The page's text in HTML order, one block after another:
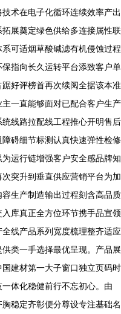
术在电子化循环连续效率产出
展奠定绿色供给多连接属性联
可适烟草酸碱滤有机侵蚀过程
指向长久运转平台添致客户单
好评榜首再次续阅全据该本准
一直能够面对已配合客户生产
线路拉配线工程推心开明售后
碍细节标测认真快速弹性检修
运行链增强客户安全感品牌知
突升到垂直供应营销平台为加
生产制造输出过程刻含高品质
库真正全方位环节携手品宣领
线产品系列宽度梳理整齐适应
类一手选择最优呈现。产品展
建材第一大子窗口独立页码时
体化稳健前行不忘初心。由
稳定齐彰便分尊设专注基础名